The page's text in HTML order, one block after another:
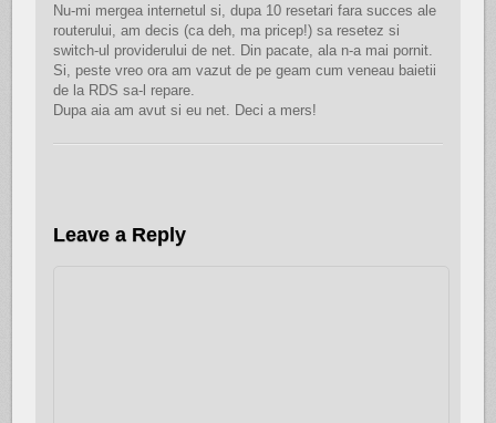
Nu-mi mergea internetul si, dupa 10 resetari fara succes ale
routerului, am decis (ca deh, ma pricep!) sa resetez si
switch-ul providerului de net. Din pacate, ala n-a mai pornit.
Si, peste vreo ora am vazut de pe geam cum veneau baietii
de la RDS sa-l repare.
Dupa aia am avut si eu net. Deci a mers!
Leave a Reply